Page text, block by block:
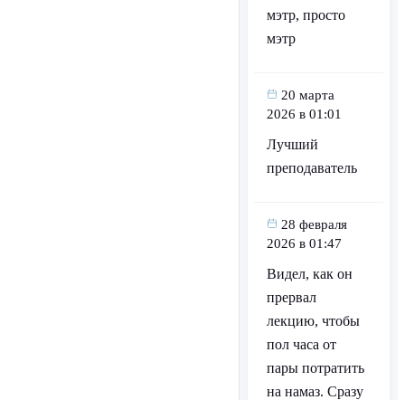
мэтр, просто
мэтр
20 марта
2026 в 01:01
Лучший
преподаватель
28 февраля
2026 в 01:47
Видел, как он
прервал
лекцию, чтобы
пол часа от
пары потратить
на намаз. Сразу